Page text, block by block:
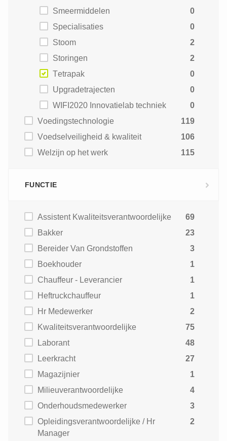
Smeermiddelen
0
Specialisaties
0
Stoom
2
Storingen
2
Tetrapak
0
Upgradetrajecten
0
WIFI2020 Innovatielab techniek
0
Voedingstechnologie
119
Voedselveiligheid & kwaliteit
106
Welzijn op het werk
115
FUNCTIE
Assistent Kwaliteitsverantwoordelijke
69
Bakker
23
Bereider Van Grondstoffen
3
Boekhouder
1
Chauffeur - Leverancier
1
Heftruckchauffeur
1
Hr Medewerker
2
Kwaliteitsverantwoordelijke
75
Laborant
48
Leerkracht
27
Magazijnier
1
Milieuverantwoordelijke
4
Onderhoudsmedewerker
3
Opleidingsverantwoordelijke / Hr
Manager
2